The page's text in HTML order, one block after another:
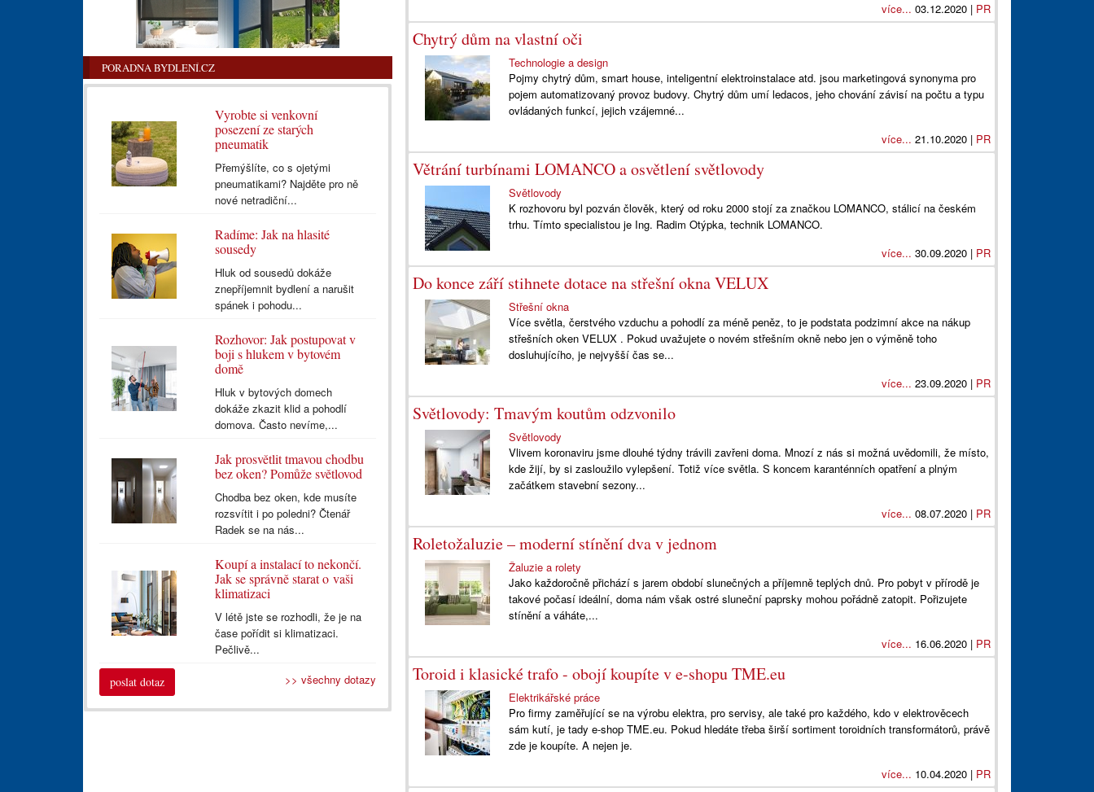
více... 03.12.2020 | PR
Chytrý dům na vlastní oči
Technologie a design
Pojmy chytrý dům, smart house, inteligentní elektroinstalace atd. jsou marketingová synonyma pro
pojem automatizovaný provoz budovy. Chytrý dům umí ledacos, jeho chování závisí na počtu a typu
ovládaných funkcí, jejich vzájemné...
více... 21.10.2020 | PR
Větrání turbínami LOMANCO a osvětlení světlovody
Světlovody
K rozhovoru byl pozván člověk, který od roku 2000 stojí za značkou LOMANCO, stálicí na českém
trhu. Tímto specialistou je Ing. Radim Otýpka, technik LOMANCO.
více... 30.09.2020 | PR
Do konce září stihnete dotace na střešní okna VELUX
Střešní okna
Více světla, čerstvého vzduchu a pohodlí za méně peněz, to je podstata podzimní akce na nákup
střešních oken VELUX . Pokud uvažujete o novém střešním okně nebo jen o výměně toho
dosluhujícího, je nejvyšší čas se...
více... 23.09.2020 | PR
Světlovody: Tmavým koutům odzvonilo
Světlovody
Vlivem koronaviru jsme dlouhé týdny trávili zavřeni doma. Mnozí z nás si možná uvědomili, že místo,
kde žijí, by si zasloužilo vylepšení. Totiž více světla. S koncem karanténních opatření a plným
začátkem stavební sezony...
více... 08.07.2020 | PR
Roletožaluzie – moderní stínění dva v jednom
Žaluzie a rolety
Jako každoročně přichází s jarem období slunečných a příjemně teplých dnů. Pro pobyt v přírodě je
takové počasí ideální, doma nám však ostré sluneční paprsky mohou pořádně zatopit. Pořizujete
stínění a váháte,...
více... 16.06.2020 | PR
Toroid i klasické trafo - obojí koupíte v e-shopu TME.eu
Elektrikářské práce
Pro firmy zaměřující se na výrobu elektra, pro servisy, ale také pro každého, kdo v elektrověcech
sám kutí, je tady e-shop TME.eu. Pokud hledáte třeba širší sortiment toroidních transformátorů, právě
zde je koupíte. A nejen je.
více... 10.04.2020 | PR
PORADNA BYDLENÍ.CZ
Vyrobte si venkovní
posezení ze starých
pneumatik
Přemýšlíte, co s ojetými
pneumatikami? Najděte pro ně
nové netradiční...
Radíme: Jak na hlasité
sousedy
Hluk od sousedů dokáže
znepříjemnit bydlení a narušit
spánek i pohodu...
Rozhovor: Jak postupovat v
boji s hlukem v bytovém
domě
Hluk v bytových domech
dokáže zkazit klid a pohodlí
domova. Často nevíme,...
Jak prosvětlit tmavou chodbu
bez oken? Pomůže světlovod
Chodba bez oken, kde musíte
rozsvítit i po poledni? Čtenář
Radek se na nás...
Koupí a instalací to nekončí.
Jak se správně starat o vaši
klimatizaci
V létě jste se rozhodli, že je na
čase pořídit si klimatizaci.
Pečlivě...
poslat dotaz >> všechny dotazy